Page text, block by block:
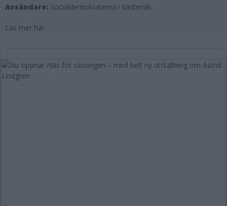
Avsändare: Socialdemokraterna i Västervik
Läs mer här